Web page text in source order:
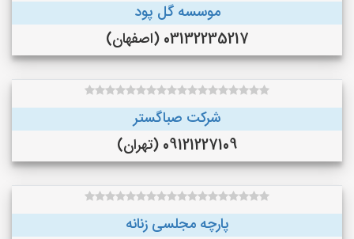
موسسه گل پود
03132235217 (اصفهان)
شرکت صباگستر
09121227109 (تهران)
پارچه مجلسی زنانه